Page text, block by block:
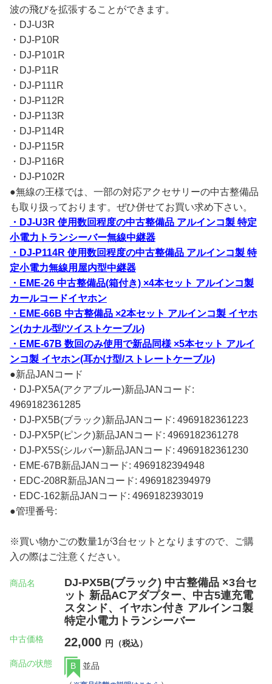
波の飛びを拡張することができます。
・DJ-U3R
・DJ-P10R
・DJ-P101R
・DJ-P11R
・DJ-P111R
・DJ-P112R
・DJ-P113R
・DJ-P114R
・DJ-P115R
・DJ-P116R
・DJ-P102R
●無線の王様では、一部の対応アクセサリーの中古整備品
も取り扱っております。ぜひ併せてお買い求め下さい。
・DJ-U3R 使用数回程度の中古整備品 アルインコ製 特定
小電力トランシーバー無線中継器
・DJ-P114R 使用数回程度の中古整備品 アルインコ製 特
定小電力無線用屋内型中継器
・EME-26 中古整備品(箱付き) ×4本セット アルインコ製
カールコードイヤホン
・EME-66B 中古整備品 ×2本セット アルインコ製 イヤホ
ン(カナル型/ツイストケーブル)
・EME-67B 数回のみ使用で新品同様 ×5本セット アルイ
ンコ製 イヤホン(耳かけ型/ストレートケーブル)
●新品JANコード
・DJ-PX5A(アクアブルー)新品JANコード:
4969182361285
・DJ-PX5B(ブラック)新品JANコード: 4969182361223
・DJ-PX5P(ピンク)新品JANコード: 4969182361278
・DJ-PX5S(シルバー)新品JANコード: 4969182361230
・EME-67B新品JANコード: 4969182394948
・EDC-208R新品JANコード: 4969182394979
・EDC-162新品JANコード: 4969182393019
●管理番号:
※買い物かごの数量1が3台セットとなりますので、ご購
入の際はご注意ください。
商品名
DJ-PX5B(ブラック) 中古整備品 ×3台セ
ット 新品ACアダプター、中古5連充電
スタンド、イヤホン付き アルインコ製
特定小電力トランシーバー
中古価格 22,000 円（税込）
商品の状態 B
並品